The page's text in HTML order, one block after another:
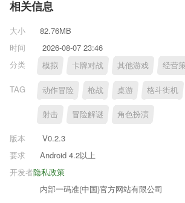
相关信息
大小
82.76MB
时间
2026-08-07 23:46
分类
模拟 卡牌对战 其他游戏 经营
TAG 动作冒险 枪战 桌游 格斗街机
射击 冒险解谜 角色扮演
版本
V0.2.3
要求
Android 4.2以上
隐私政策
开发者
内部一码准(中国)官方网站有限公司